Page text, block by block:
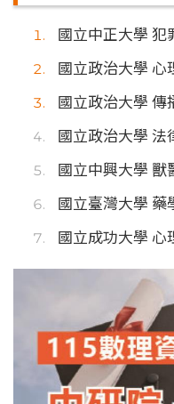
國立中正大學 犯
國立政治大學 心
國立政治大學 傳
國立政治大學 法
國立中興大學 獸
國立臺灣大學 藥
國立成功大學 心